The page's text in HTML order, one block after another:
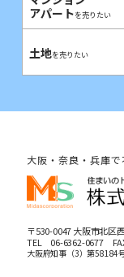
アパートを売りたい
土地を売りたい
大阪・奈良・兵庫
〒530-0047 大阪市北区
TEL 06-6362-0677
大阪府知事（3）第58184